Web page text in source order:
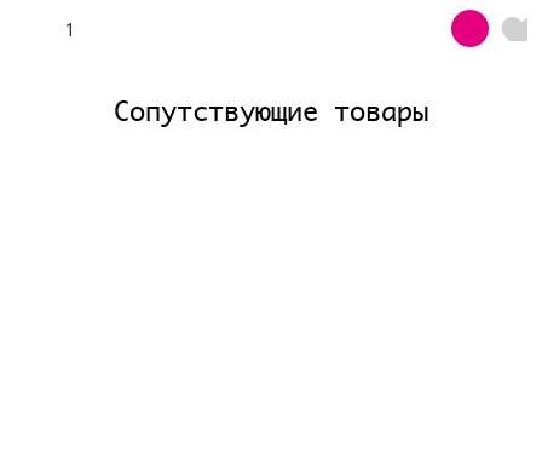
Сопутствующие товары